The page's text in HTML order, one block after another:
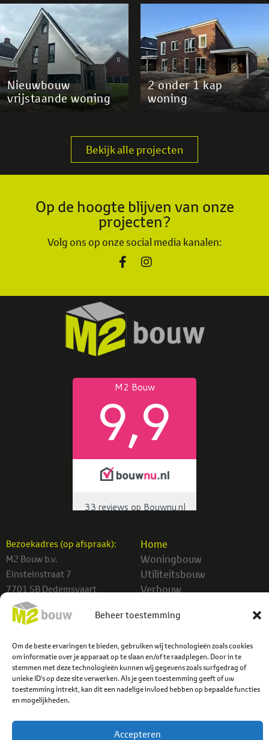
Beheer toestemming
Om de beste ervaringen te bieden, gebruiken wij technologieën zoals cookies
om informatie over je apparaat op te slaan en/of te raadplegen. Door in te
stemmen met deze technologieën kunnen wij gegevens zoals surfgedrag of
unieke ID's op deze site verwerken. Als je geen toestemming geeft of uw
toestemming intrekt, kan dit een nadelige invloed hebben op bepaalde functies
en mogelijkheden.
Accepteren
Nieuwbouw
vrijstaande woning
2 onder 1 kap
woning
Bekijk alle projecten
Op de hoogte blijven van onze
projecten?
Volg ons op onze social media kanalen:
Bezoekadres (op afspraak):
M2 Bouw b.v.
Einsteinstraat 7
7701 SB Dedemsvaart
info@m2bouw.nl
0523-614779
Home
Woningbouw
Utiliteitsbouw
Verbouw
Contact